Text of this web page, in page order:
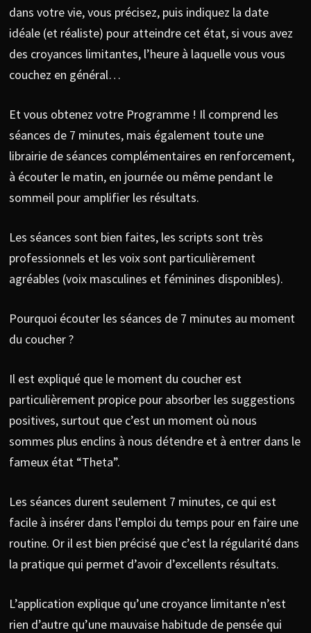
dans votre vie, vous précisez, puis indiquez la date
idéale (et réaliste) pour atteindre cet état, si vous avez
des croyances limitantes, l’heure à laquelle vous vous
couchez en général…
Et vous obtenez votre Programme ! Il comprend les
séances de 7 minutes, mais également toute une
librairie de séances complémentaires en renforcement,
à écouter le matin, en journée ou même pendant le
sommeil pour amplifier les résultats.
Les séances sont bien faites, les scripts sont très
professionnels et les voix sont particulièrement
agréables (voix masculines et féminines disponibles).
Pourquoi écouter les séances de 7 minutes au moment
du coucher ?
Il est expliqué que le moment du coucher est
particulièrement propice pour absorber les suggestions
positives, surtout que c’est un moment où nous
sommes plus enclins à nous détendre et à entrer dans le
fameux état “Theta”.
Les séances durent seulement 7 minutes, ce qui est
facile à insérer dans l’emploi du temps pour en faire une
routine. Or il est bien précisé que c’est la régularité dans
la pratique qui permet d’avoir d’excellents résultats.
L’application explique qu’une croyance limitante n’est
rien d’autre qu’une mauvaise habitude de pensée qui